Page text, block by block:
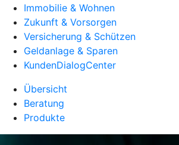
Immobilie & Wohnen
Zukunft & Vorsorgen
Versicherung & Schützen
Geldanlage & Sparen
KundenDialogCenter
Übersicht
Beratung
Produkte